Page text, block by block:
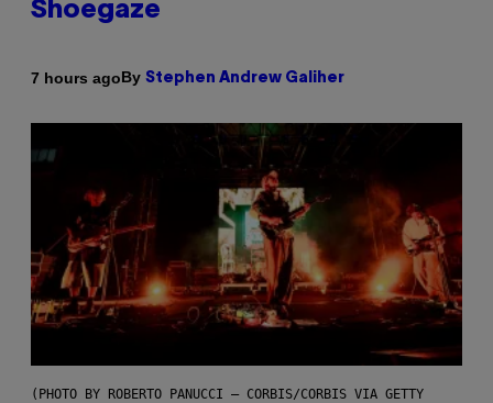
Shoegaze
7 hours agoBy Stephen Andrew Galiher
(PHOTO BY ROBERTO PANUCCI – CORBIS/CORBIS VIA GETTY